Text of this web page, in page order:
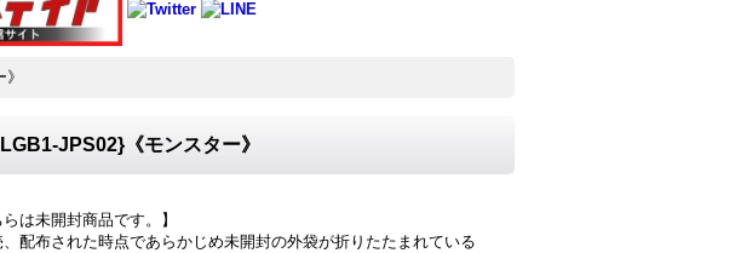
JPS02}《モンスター》
らは未開封商品です。】
、配布された時点であらかじめ未開封の外袋が折りたたまれている